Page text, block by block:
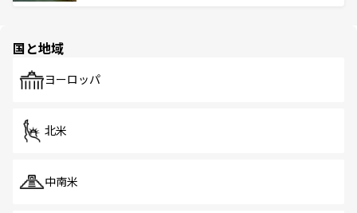
で、ホーカーズは地元の風情を楽しめる外せないスポット
国と地域
ヨーロッパ
北米
中南米